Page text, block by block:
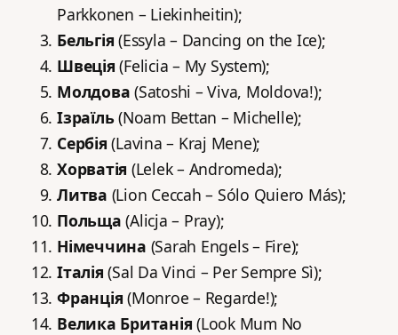
Parkkonen – Liekinheitin);
Бельгія (Essyla – Dancing on the Ice);
Швеція (Felicia – My System);
Молдова (Satoshi – Viva, Moldova!);
Ізраїль(Noam Bettan – Michelle);
Сербія (Lavina – Kraj Mene);
Хорватія (Lelek – Andromeda);
Литва (Lion Ceccah – Sólo Quiero Más);
Польща (Alicja – Pray);
Німеччина (Sarah Engels – Fire);
Італія (Sal Da Vinci – Per Sempre Sì);
Франція(Monroe – Regarde!);
Велика Британія(Look Mum No